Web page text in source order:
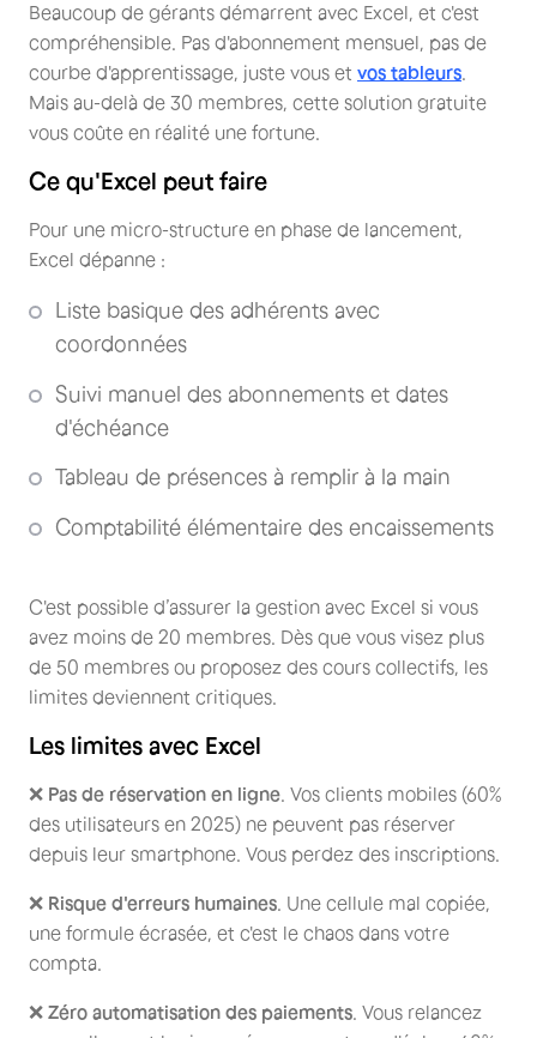
Beaucoup de gérants démarrent avec Excel, et c'est
compréhensible. Pas d'abonnement mensuel, pas de
courbe d'apprentissage, juste vous et vos tableurs
Mais au-delà de 30 membres, cette solution gratuite
vous coûte en réalité une fortune.
Ce qu'Excel peut faire
Pour une micro-structure en phase de lancement,
Excel dépanne :
Liste basique des adhérents avec
coordonnées
Suivi manuel des abonnements et dates
d'échéance
Tableau de présences à remplir à la main
Comptabilité élémentaire des encaissements
C'est possible d’assurer la gestion avec Excel si vous
avez moins de 20 membres. Dès que vous visez plus
de 50 membres ou proposez des cours collectifs, les
limites deviennent critiques.
Les limites avec Excel
❌ Pas de réservation en ligne . Vos clients mobiles (60%
des utilisateurs en 2025) ne peuvent pas réserver
depuis leur smartphone. Vous perdez des inscriptions.
❌ Risque d'erreurs humaines . Une cellule mal copiée,
une formule écrasée, et c'est le chaos dans votre
compta.
❌ Zéro automatisation des paiements . Vous relancez